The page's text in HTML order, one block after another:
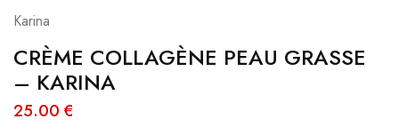
Karina
CRÈME COLLAGÈNE PEAU GRASSE
– KARINA
25.00 €